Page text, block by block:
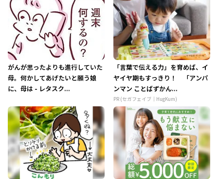
がんが思ったよりも進行していた
母。何かしてあげたいと願う娘
に、母は - レタスク...
「言葉で伝える力」を育めば、イ
ヤイヤ期もすっきり！ 「アンパ
ンマン ことばずかん...
PR (セガフェイブ｜HugKum)